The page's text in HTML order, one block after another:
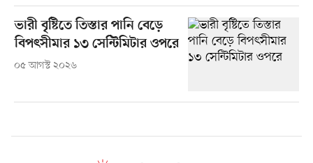
ভারী বৃষ্টিতে তিস্তার পানি বেড়ে
বিপৎসীমার ১৩ সেন্টিমিটার ওপরে
০৫ আগস্ট ২০২৬